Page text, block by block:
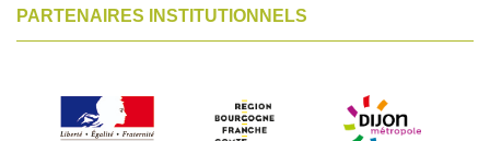
PARTENAIRES INSTITUTIONNELS